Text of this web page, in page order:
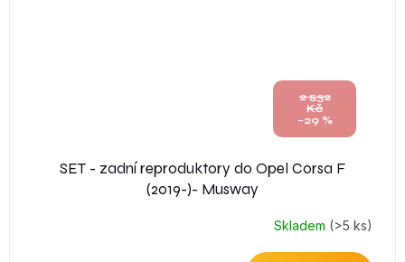
2 532
Kč
–29 %
SET - zadní reproduktory do Opel Corsa F
(2019-)- Musway
Skladem (>5 ks)